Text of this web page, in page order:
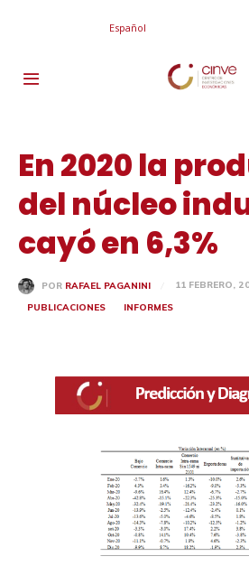
Español
En 2020 la
del núcleo
cayó en 6,3%
POR RAFAEL PAGANINI
11 FEBRERO,
PUBLICACIONES
INFORMES